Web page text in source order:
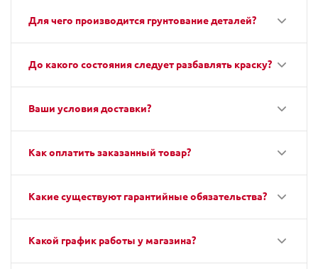
Для чего производится грунтование деталей?
До какого состояния следует разбавлять краску?
Ваши условия доставки?
Как оплатить заказанный товар?
Какие существуют гарантийные обязательства?
Какой график работы у магазина?